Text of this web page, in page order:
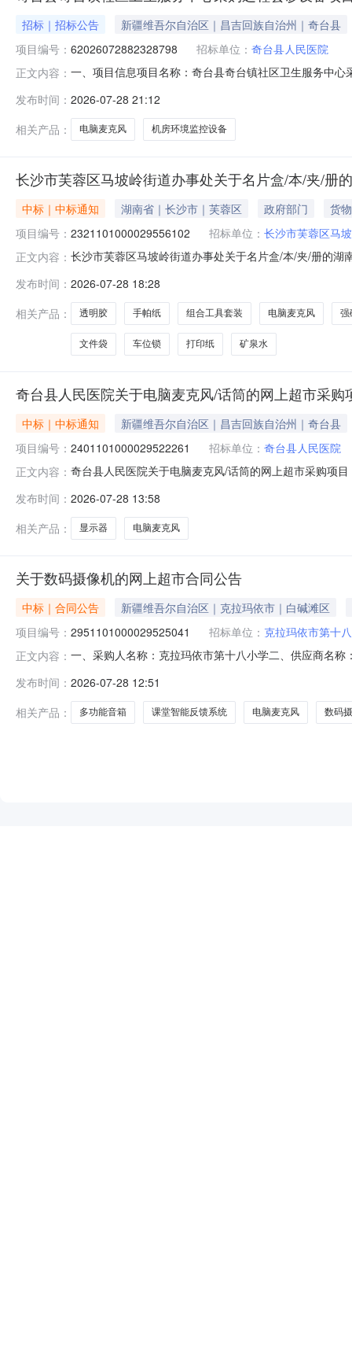
招标｜招标公告
新疆维吾尔自治区｜昌吉回族自治州｜奇台县
项目编号： 62026072882328798 招标单位： 奇台县人民医院
正文内容： 一、项目信息项目名称：奇台县奇台镇社区卫生服务中
购法》第二十二条的规定。二、采购需求清单商品名称
发布时间： 2026-07-28 21:12
相关产品：
电脑麦克风 机房环境监控设备
长沙市芙蓉区马坡岭街道办事处关于名片盒/本/夹/册
中标｜中标通知 湖南省｜长沙市｜芙蓉区 政府部门
货物
项目编号： 2321101000029556102 招标单位： 长沙市芙蓉区马
正文内容： 长沙市芙蓉区马坡岭街道办事处关于名片盒/本/夹/册的
省长沙市芙蓉区报价起止时间：-二、采购单位信息采购
发布时间： 2026-07-28 18:28
相关产品：
透明胶 手帕纸 组合工具套装 电脑麦克风 强
文件袋 车位锁 打印纸 矿泉水
奇台县人民医院关于电脑麦克风/话筒的网上超市采购
中标｜中标通知
新疆维吾尔自治区｜昌吉回族自治州｜奇台县
项目编号： 2401101000029522261 招标单位： 奇台县人民医院
正文内容： 奇台县人民医院关于电脑麦克风/话筒的网上超市采购项
区划编码:652325项目所在行政区划名称:新疆维吾尔自
发布时间： 2026-07-28 13:58
相关产品：
显示器 电脑麦克风
关于数码摄像机的网上超市合同公告
中标｜合同公告
新疆维吾尔自治区｜克拉玛依市｜白碱滩区
项目编号： 2951101000029525041 招标单位： 克拉玛依市第十
正文内容： 一、采购人名称：克拉玛依市第十八小学二、供应商名
BrinnoBBC件2.00300060002BrinnoBCC2000数码摄像
发布时间： 2026-07-28 12:51
相关产品：
多功能音箱 课堂智能反馈系统 电脑麦克风 数码